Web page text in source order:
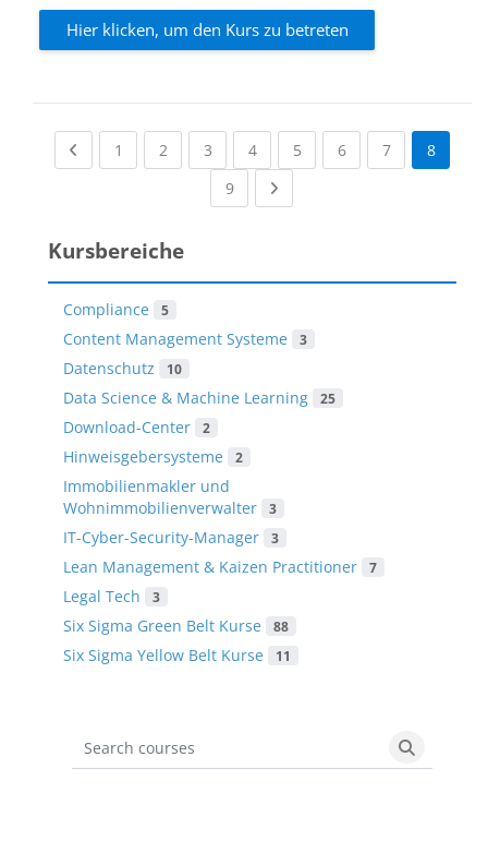
Hier klicken, um den Kurs zu betreten
Previous page
1 (current)
2(current)
3(current)
4(current)
5(current)
6(current)
7(current)
8
9(current)
Kursbereiche
Compliance 5
Content Management Systeme 3
Datenschutz 10
Data Science & Machine Learning 25
Download-Center 2
Hinweisgebersysteme 2
Immobilienmakler und
Wohnimmobilienverwalter
3
IT-Cyber-Security-Manager 3
Lean Management & Kaizen Practitioner 7
Legal Tech 3
Six Sigma Green Belt Kurse 88
Six Sigma Yellow Belt Kurse 11
Search courses
Search